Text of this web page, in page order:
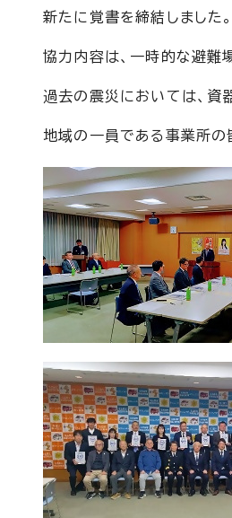
新たに覚書を締結しました。
協力内容は、一時的な避難
過去の震災においては、資
地域の一員である事業所の